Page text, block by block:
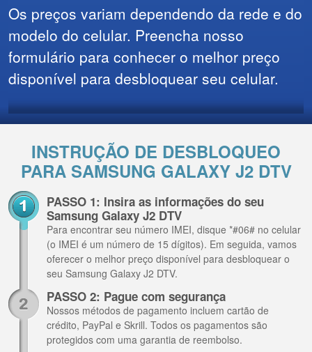
Os preços variam dependendo da rede e do
modelo do celular. Preencha nosso
formulário para conhecer o melhor preço
disponível para desbloquear seu celular.
INSTRUÇÃO DE DESBLOQUEO
PARA SAMSUNG GALAXY J2 DTV
PASSO 1: Insira as informações do seu
Samsung Galaxy J2 DTV
Para encontrar seu número IMEI, disque *#06# no celular
(o IMEI é um número de 15 dígitos). Em seguida, vamos
oferecer o melhor preço disponível para desbloquear o
seu Samsung Galaxy J2 DTV.
PASSO 2: Pague com segurança
Nossos métodos de pagamento incluem cartão de
crédito, PayPal e Skrill. Todos os pagamentos são
protegidos com uma garantia de reembolso.